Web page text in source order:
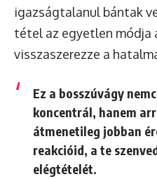
igazságtalanul bántak
tétel az egyetlen módja
visszaszerezze a
Ez a bosszúvágy
koncentrál, hanem
átmenetileg jobban
reakcióid, a te
elégtételét.